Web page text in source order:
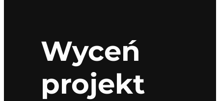
Wyceń
projekt